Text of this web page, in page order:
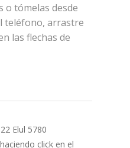
o tómelas desde
teléfono, arrastre
las flechas de
Elul 5780
click en el